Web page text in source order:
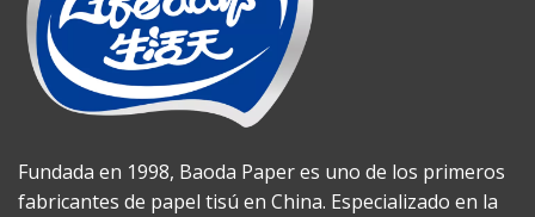
Fundada en 1998, Baoda Paper es uno de los primeros
fabricantes de papel tisú en China. Especializado en la